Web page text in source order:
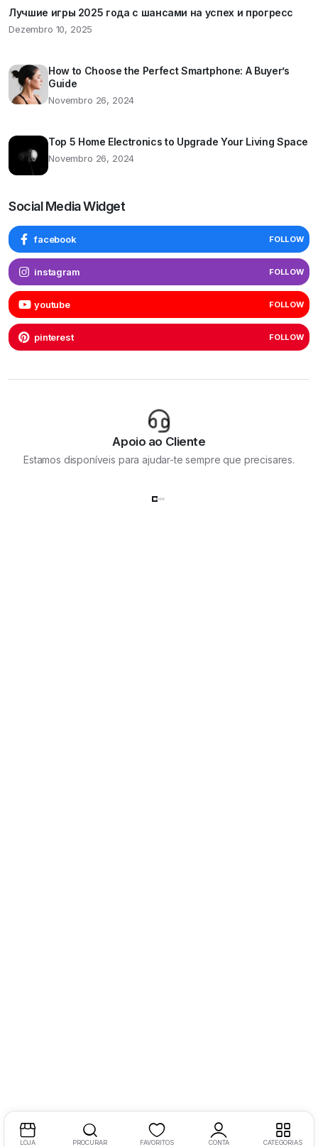
Лучшие игры 2025 года с шансами на успех и прогресс
Dezembro 10, 2025
How to Choose the Perfect Smartphone: A Buyer’s
Guide
Novembro 26, 2024
Top 5 Home Electronics to Upgrade Your Living Space
Novembro 26, 2024
Social Media Widget
facebook FOLLOW
instagram FOLLOW
youtube FOLLOW
pinterest FOLLOW
Apoio ao Cliente
Estamos disponíveis para ajudar-te sempre que precisares.
LOJA PROCURAR FAVORITOS CONTA CATEGORIAS